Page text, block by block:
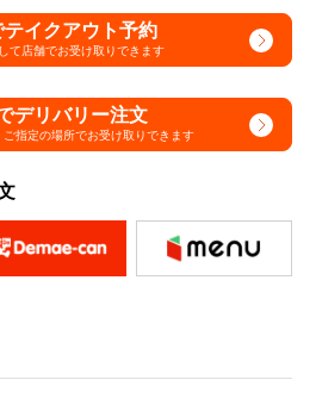
イクアウト予約
て店舗でお受け取りできます
デリバリー注文
ご指定の場所でお受け取りできます